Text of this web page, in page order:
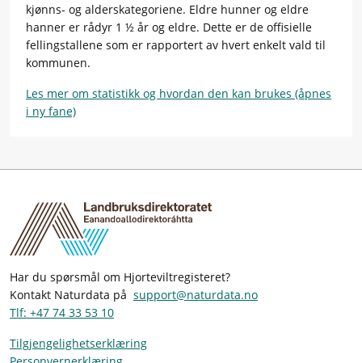
kjønns- og alderskategoriene. Eldre hunner og eldre
hanner er rådyr 1 ½ år og eldre. Dette er de offisielle
fellingstallene som er rapportert av hvert enkelt vald til
kommunen.
Les mer om statistikk og hvordan den kan brukes (åpnes
i ny fane)
Har du spørsmål om Hjorteviltregisteret?
Kontakt Naturdata på support@naturdata.no
Tlf: +47 74 33 53 10
Tilgjengelighetserklæring